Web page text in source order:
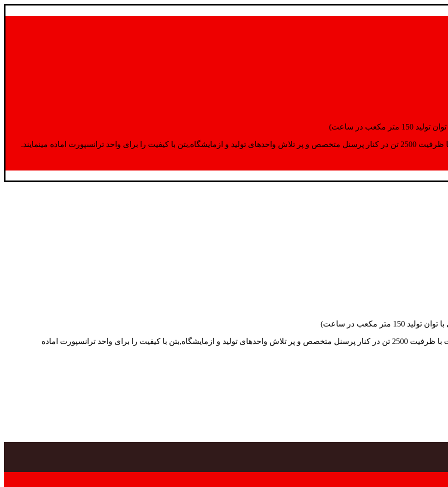
اماده مینمایند.
جهاد بتن با فضای کارگاهی و به کار گیری سه دستگاه بچینگ پلانت با ظرفیت 2500 تن در کنار پرسنل متخصص و پر تلاش واحدهای تولید و ازمایشگاه,بتن با کیفیت را برای واحد ترانسپورت اماده